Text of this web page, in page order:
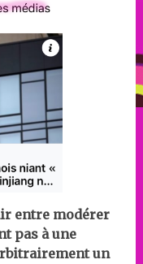
entre modérer
pas à une
un